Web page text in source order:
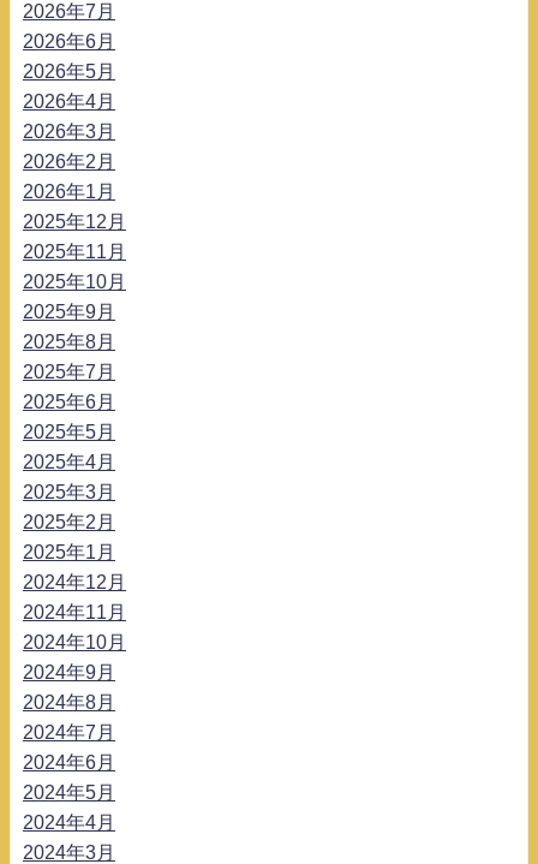
2026年7月
2026年6月
2026年5月
2026年4月
2026年3月
2026年2月
2026年1月
2025年12月
2025年11月
2025年10月
2025年9月
2025年8月
2025年7月
2025年6月
2025年5月
2025年4月
2025年3月
2025年2月
2025年1月
2024年12月
2024年11月
2024年10月
2024年9月
2024年8月
2024年7月
2024年6月
2024年5月
2024年4月
2024年3月